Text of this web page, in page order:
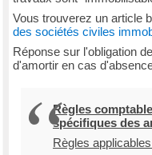
Vous trouverez un article
des sociétés civiles
Réponse sur l'obligation
d'amortir en cas
Règles
spécifiques des
Règles